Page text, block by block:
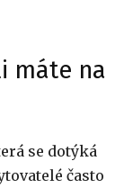
máte na
se dotýká
často